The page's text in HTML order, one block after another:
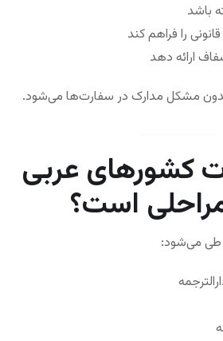
باشد
را فراهم کند
ارائه دهد
مشکل مدارک در سفارت‌ها می‌شود.
کشورهای عربی
است؟
طی می‌شود: